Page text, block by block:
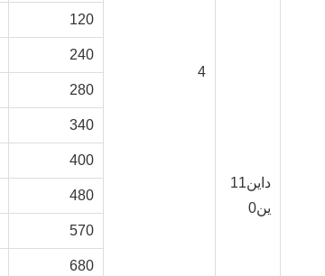
داين11
ين0
4
120
240
280
340
400
480
570
680